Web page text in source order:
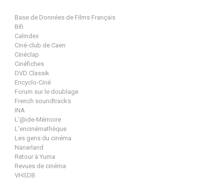
Base de Données de Films Français
Bifi
Calindex
Ciné-club de Caen
Cinéclap
Cinéfiches
DVD Classik
Encyclo-Ciné
Forum sur le doublage
French soundtracks
INA
L'@ide-Mémoire
L'encinémathèque
Les gens du cinéma
Nanarland
Retour à Yuma
Revues de cinéma
VHSDB